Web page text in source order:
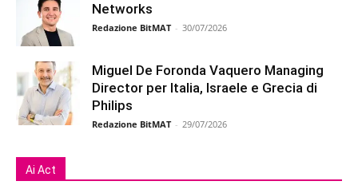
Networks
Redazione BitMAT - 30/07/2026
Miguel De Foronda Vaquero Managing
Director per Italia, Israele e Grecia di
Philips
Redazione BitMAT - 29/07/2026
Ai Act